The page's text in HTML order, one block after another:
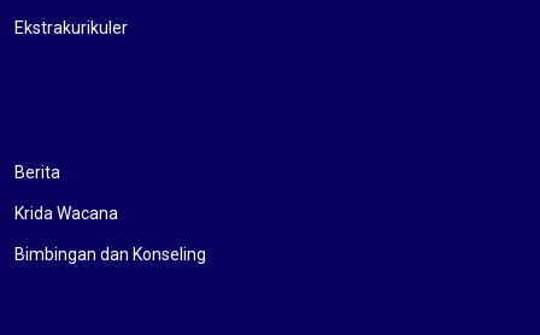
Ekstrakurikuler
Berita
Krida Wacana
Bimbingan dan Konseling